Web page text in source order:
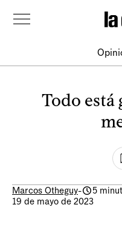
Todo está
Marcos Otheguy-
5
19 de mayo de 2023